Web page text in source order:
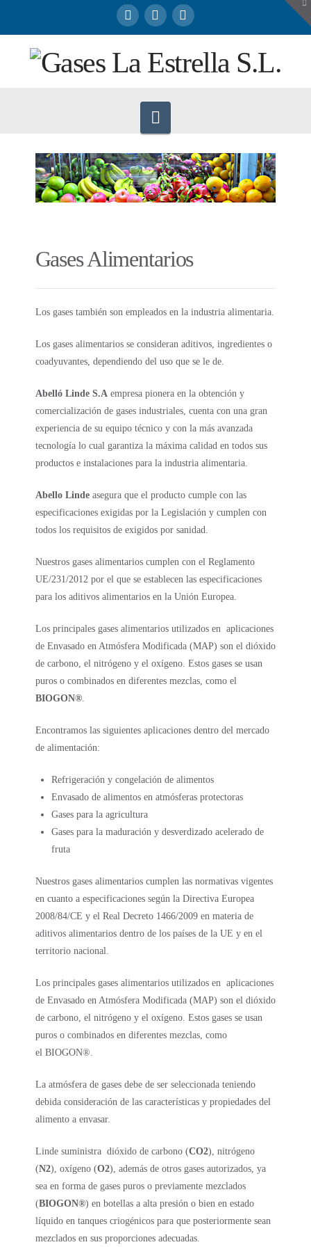
Navigation
Gases Alimentarios
Los gases también son empleados en la industria alimentaria.
Los gases alimentarios se consideran aditivos, ingredientes o
coadyuvantes, dependiendo del uso que se le de.
Abelló Linde S.A empresa pionera en la obtención y
comercialización de gases industriales, cuenta con una gran
experiencia de su equipo técnico y con la más avanzada
tecnología lo cual garantiza la máxima calidad en todos sus
productos e instalaciones para la industria alimentaria.
Abello Lindeasegura que el producto cumple con las
especificaciones exigidas por la Legislación y cumplen con
todos los requisitos de exigidos por sanidad.
Nuestros gases alimentarios cumplen con el Reglamento
UE/231/2012 por el que se establecen las especificaciones
para los aditivos alimentarios en la Unión Europea.
Los principales gases alimentarios utilizados en aplicaciones
de Envasado en Atmósfera Modificada (MAP) son el dióxido
de carbono, el nitrógeno y el oxígeno. Estos gases se usan
puros o combinados en diferentes mezclas, como el
BIOGON®.
Encontramos las siguientes aplicaciones dentro del mercado
de alimentación:
Refrigeración y congelación de alimentos
Envasado de alimentos en atmósferas protectoras
Gases para la agricultura
Gases para la maduración y desverdizado acelerado de
fruta
Nuestros gases alimentarios cumplen las normativas vigentes
en cuanto a especificaciones según la Directiva Europea
2008/84/CE y el Real Decreto 1466/2009 en materia de
aditivos alimentarios dentro de los países de la UE y en el
territorio nacional.
Los principales gases alimentarios utilizados en aplicaciones
de Envasado en Atmósfera Modificada (MAP) son el dióxido
de carbono, el nitrógeno y el oxígeno. Estos gases se usan
puros o combinados en diferentes mezclas, como
el BIOGON®.
La atmósfera de gases debe de ser seleccionada teniendo
debida consideración de las características y propiedades del
alimento a envasar.
Linde suministra dióxido de carbono (CO2), nitrógeno
(N2), oxígeno (O2), además de otros gases autorizados, ya
sea en forma de gases puros o previamente mezclados
(BIOGON®) en botellas a alta presión o bien en estado
líquido en tanques criogénicos para que posteriormente sean
mezclados en sus proporciones adecuadas.